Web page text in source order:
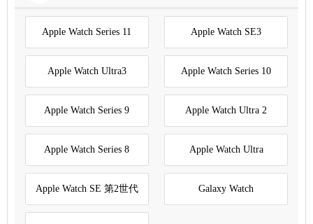
Apple Watch Series 11 Apple Watch SE3
Apple Watch Ultra3 Apple Watch Series 10
Apple Watch Series 9 Apple Watch Ultra 2
Apple Watch Series 8 Apple Watch Ultra
Apple Watch SE 第2世代 Galaxy Watch